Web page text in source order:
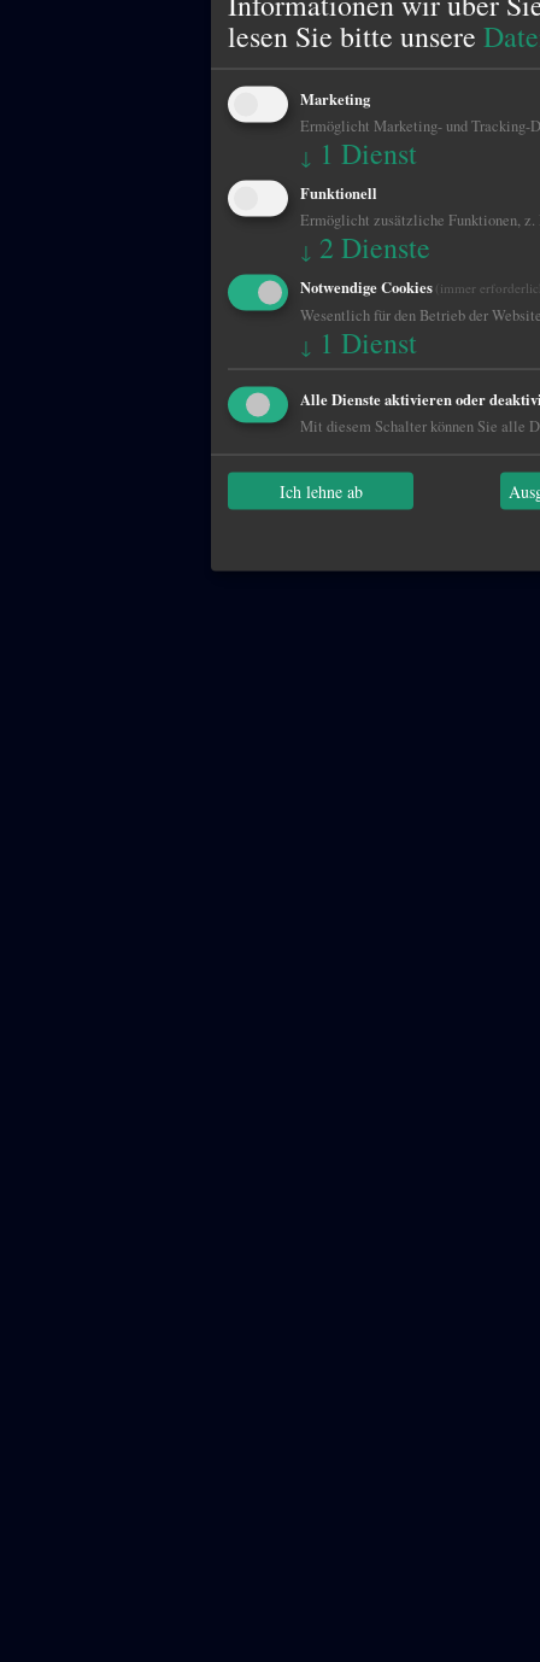
lesen Sie bitte unsere
Marketing
Ermöglicht Marketing- und Tracking-
↓ 1 Dienst
Funktionell
Ermöglicht zusätzliche Funktionen, z.
↓ 2 Dienste
Notwendige Cookies (immer
Wesentlich für den Betrieb der
↓ 1 Dienst
Alle Dienste aktivieren oder
Mit diesem Schalter können Sie alle
Ich lehne ab